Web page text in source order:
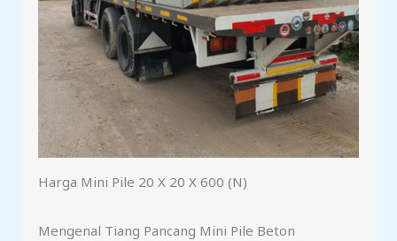
Harga Mini Pile 20 X 20 X 600 (N)
Mengenal Tiang Pancang Mini Pile Beton